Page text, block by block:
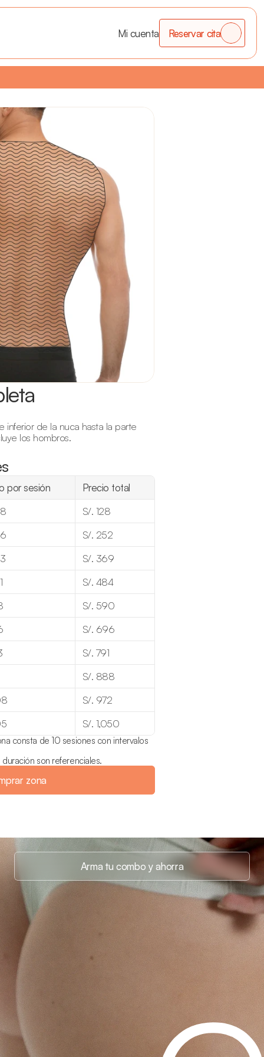
inferior de la nuca hasta la parte
los hombros.
por sesión
Precio total
S/. 128
S/. 252
S/. 369
S/. 484
S/. 590
S/. 696
S/. 791
S/. 888
S/. 972
S/. 1,050
consta de 10 sesiones con intervalos
son referenciales.
zona
Arma tu combo y ahorra
Mi cuenta Reservar cita